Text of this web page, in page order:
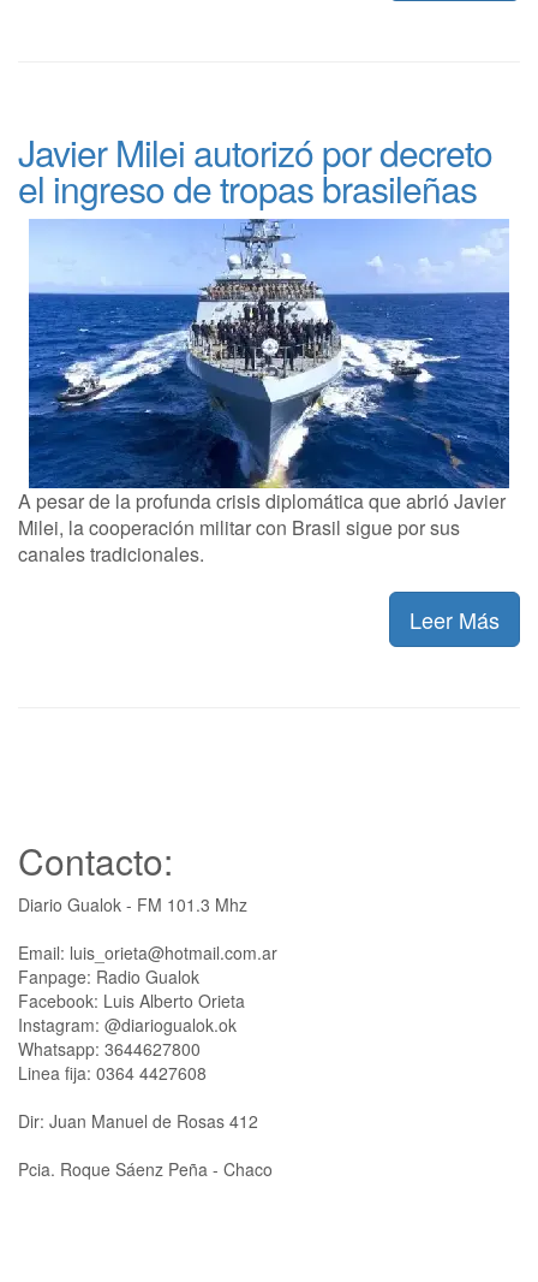
Javier Milei autorizó por decreto
el ingreso de tropas brasileñas
A pesar de la profunda crisis diplomática que abrió Javier
Milei, la cooperación militar con Brasil sigue por sus
canales tradicionales.
Leer Más
Contacto:
Diario Gualok - FM 101.3 Mhz
Email: luis_orieta@hotmail.com.ar
Fanpage: Radio Gualok
Facebook: Luis Alberto Orieta
Instagram: @diariogualok.ok
Whatsapp: 3644627800
Linea fija: 0364 4427608
Dir: Juan Manuel de Rosas 412
Pcia. Roque Sáenz Peña - Chaco